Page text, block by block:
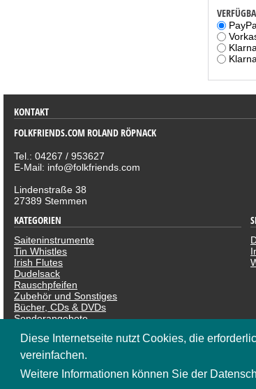
Diese Internetseite nutzt Cookies, die
vereinfachen.
Weitere Informationen können Sie der
KONTAKT
FOLKFRIENDS.COM ROLAND RÖPNACK
Tel.: 04267 / 953627
E-Mail: info@folkfriends.com
Lindenstraße 38
27389 Stemmen
KATEGORIEN
Saiteninstrumente
Tin Whistles
Irish Flutes
Dudelsack
Rauschpfeifen
Zubehör und Sonstiges
Bücher, CDs & DVDs
Sonderangebote